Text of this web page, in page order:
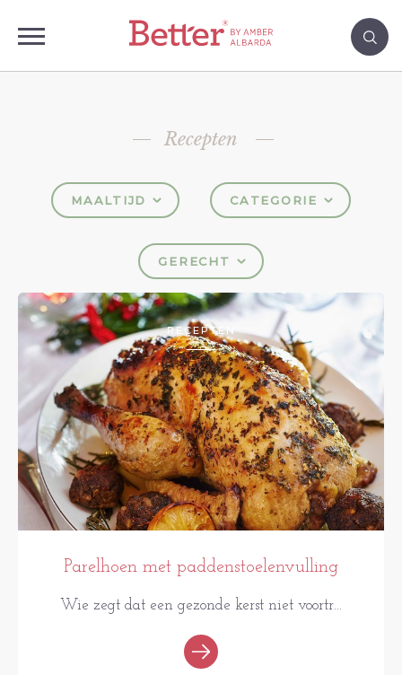
Recepten
MAALTIJD CATEGORIE
GERECHT
RECEPTEN
Parelhoen met paddenstoelenvulling
Wie zegt dat een gezonde kerst niet voortr...